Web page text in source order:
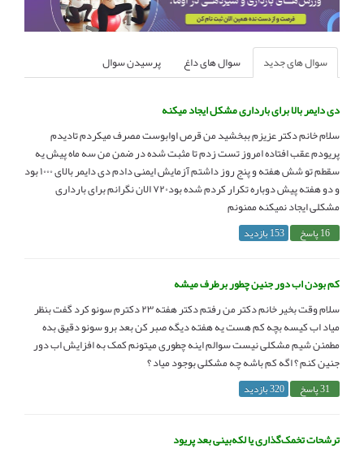
دانشنامه سلامت بانوان پرسش و پاسخ
انجمن متخصصین زنان و اوما انتخاب نام کودک
فهرست مواد غذایی اپلیکیشن بارداری و کودک اوما
تماس با ما
سوال های جدید سوال های داغ پرسیدن سوال
دی دایمر بالا برای بارداری مشکل ایجاد میکنه
سلام خانم دکتر عزیزم ببخشید من قرص اوابوست مصرف میکردم تادیدم
پریودم عقب افتاده امروز تست زدم تا مثبت شده در ضمن من سه ماه پیش یه
سقطم تو شش هفته و پنج روز داشتم آزمایش ایمنی دادم دی دایمر بالای ۱۰۰۰ بود
و دو هفته پیش دوباره تکرار کردم شده بود۷۲۰ الان نگرانم برای بارداری
مشکلی ایجاد نمیکنه ممنونم
16 پاسخ 153 بازدید
کم بودن اب دور جنین چطور برطرف میشه
سلام وقت بخیر خانم دکتر من رفتم دکتر هفته ۲۳ دکترم سونو کرد گفت بنظر
میاد اب کیسه بچه کم هست یه هفته دیگه صبر کن بعد برو سونو دقیق بده
مطمئن شیم مشکلی نیست سوالم اینه چطوری میتونم کمک به افزایش اب دور
جنین کنم ؟ اگه کم باشه چه مشکلی بوجود میاد ؟
31 پاسخ 320 بازدید
ترشحات تخمک‌گذاری یا لکه‌بینی بعد پریود